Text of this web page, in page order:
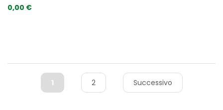
0,00 €
1 2 Successivo